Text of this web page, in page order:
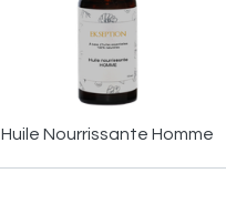
Huile Nourrissante Homme